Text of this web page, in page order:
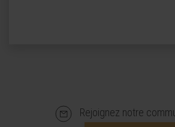
Rejoignez notre